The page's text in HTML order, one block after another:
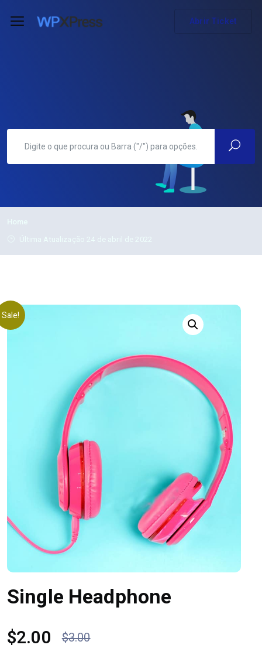
Abrir Ticket
Home
Última Atualização 24 de abril de 2022
Sale!
Single Headphone
$3.00
$2.00